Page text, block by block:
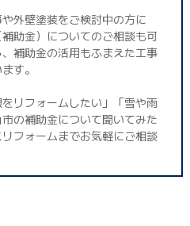
外壁塗装をご検討中の方に
助金）についてのご相談も可
補助金の活用もふまえた工事
す。
リフォームしたい」「雪や雨
の補助金について聞いてみた
フォームまでお気軽にご相談